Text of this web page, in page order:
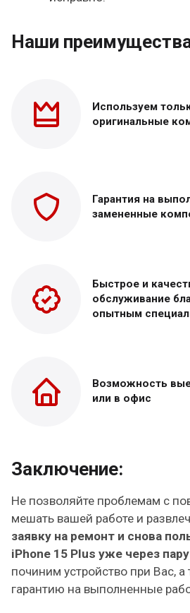
Наши
Используем
оригинальные
Гарантия на
замененные
Быстрое и
обслуживание
опытным
Возможность
или в офис
Заключение:
Не позволяйте проблемам с
мешать вашей работе и
заявку на ремонт и снова
iPhone 15 Plus уже через
починим устройство при Вас,
гарантию на выполненные